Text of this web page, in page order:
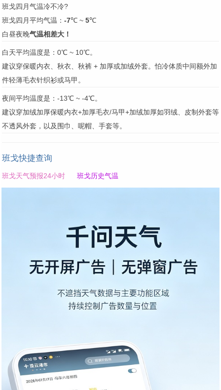
班戈四月气温冷不冷?
班戈四月平均气温： -7℃ ~ 5℃
白昼夜晚气温相差大！
白天平均温度是：0℃ ~ 10℃。
建议穿保暖内衣、秋衣、秋裤 + 加厚或加绒外套。怕冷体质中间额外加
件轻薄毛衣针织衫或马甲。
夜间平均温度是：-13℃ ~ -4℃。
建议穿加绒加厚保暖内衣+加厚毛衣/马甲+加绒加厚如羽绒、皮制外套等
不透风外套，以及围巾、呢帽、手套等。
班戈快捷查询
班戈天气预报24小时 班戈历史气温